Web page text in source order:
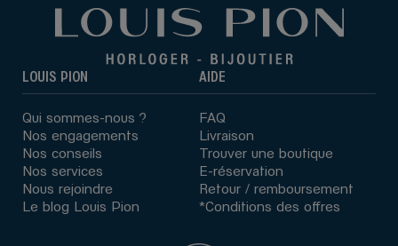
LOUIS PION
Qui sommes-nous ?
Nos engagements
Nos conseils
Nos services
Nous rejoindre
Le blog Louis Pion
AIDE
FAQ
Livraison
Trouver une boutique
E-réservation
Retour / remboursement
*Conditions des offres